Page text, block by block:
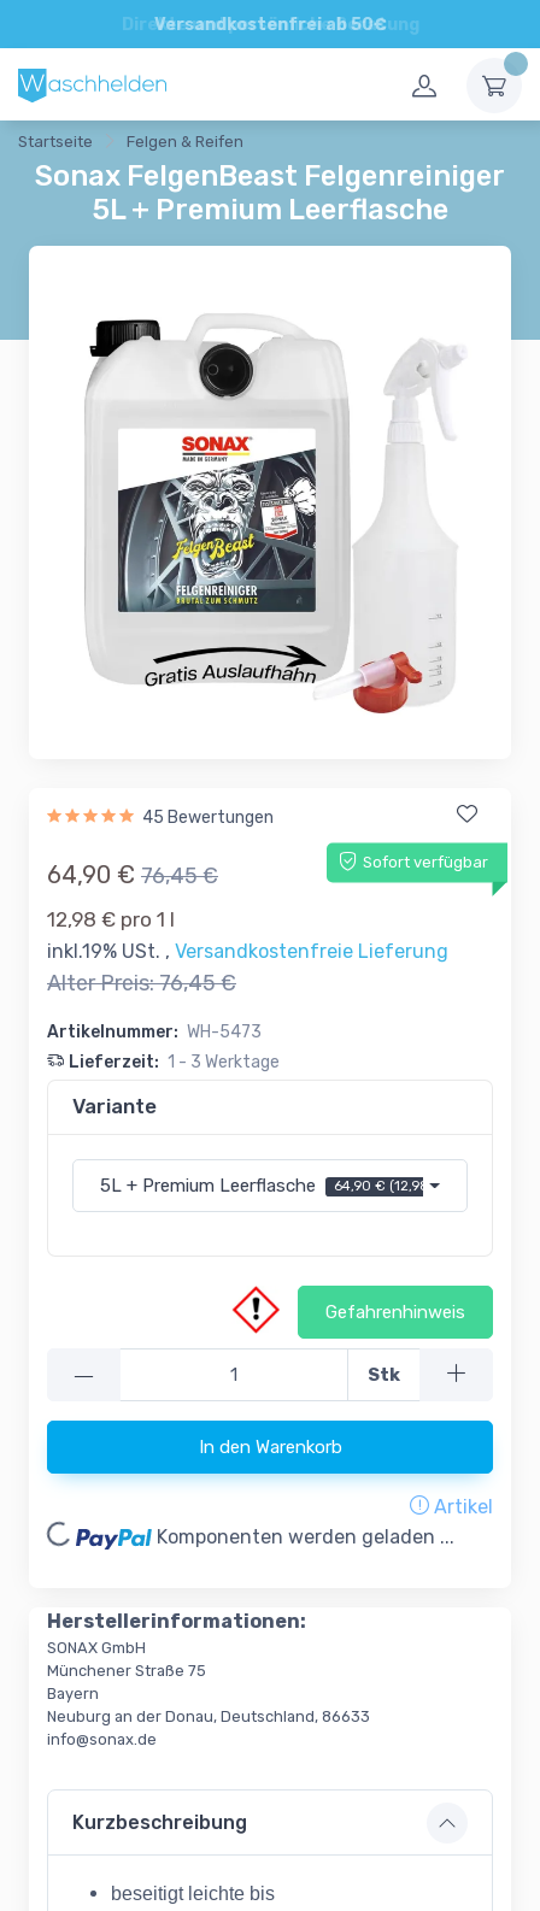
Direkte und persönliche Beratung
Startseite Felgen & Reifen
Sonax FelgenBeast Felgenreiniger
5L + Premium Leerflasche
45 Bewertungen
Sofort verfügbar
64,90 € 76,45 €
12,98 € pro 1 l
inkl.19% USt. , Versandkostenfreie Lieferung
Alter Preis:76,45 €
Artikelnummer: WH-5473
Lieferzeit: 1 - 3 Werktage
Variante
5L + Premium Leerflasche 64,90 € (12,98 € pro l)
Gefahrenhinweis
— Stk
In den Warenkorb
Artikel
Loading... Komponenten werden geladen ...
Herstellerinformationen:
SONAX GmbH
Münchener Straße 75
Bayern
Neuburg an der Donau, Deutschland, 86633
info@sonax.de
Kurzbeschreibung
beseitigt leichte bis